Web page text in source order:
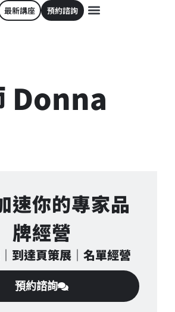
最新講座 預約諮詢
Donna
速你的專家品
牌經營
到達頁策展｜名單經營
預約諮詢